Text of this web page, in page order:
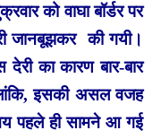
को वाघा बॉर्डर पर
जानबूझकर की गयी।
का कारण बार-बार
इसकी असल वजह
पहले ही सामने आ गई